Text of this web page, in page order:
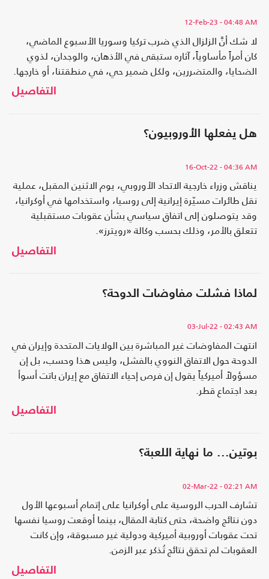
12-Feb-23 - 04:48 AM
لا شك أنَّ الزلزال الذي ضرب تركيا وسوريا الأسبوع الماضي،
كان أمراً مأساوياً، آثاره ستبقى في الأذهان، والوجدان، لذوي
الضحايا، والمتضررين، ولكل ضمير حي، في منطقتنا، أو خارجها.
التفاصيل
هل يفعلها الأوروبيون؟
16-Oct-22 - 04:36 AM
يناقش وزراء خارجية الاتحاد الأوروبي، يوم الاثنين المقبل، عملية
نقل طائرات مسيّرة إيرانية إلى روسيا، واستخدامها في أوكرانيا،
وقد يتوصلون إلى اتفاق سياسي بشأن عقوبات مستقبلية
تتعلق بالأمر، وذلك بحسب وكالة «رويترز».
التفاصيل
لماذا فشلت مفاوضات الدوحة؟
03-Jul-22 - 02:43 AM
انتهت المفاوضات غير المباشرة بين الولايات المتحدة وإيران في
الدوحة حول الاتفاق النووي بالفشل، وليس هذا وحسب، بل إن
مسؤولاً أميركياً يقول إن فرص إحياء الاتفاق مع إيران باتت أسوأ
بعد اجتماع قطر.
التفاصيل
بوتين... ما نهاية اللعبة؟
02-Mar-22 - 02:21 AM
تشارف الحرب الروسية على أوكرانيا على إتمام أسبوعها الأول
دون نتائج واضحة، حتى كتابة المقال، بينما أوقعت روسيا نفسها
تحت عقوبات أوروبية أميركية ودولية غير مسبوقة، وإن كانت
العقوبات لم تحقق نتائج تُذكر عبر الزمن.
التفاصيل